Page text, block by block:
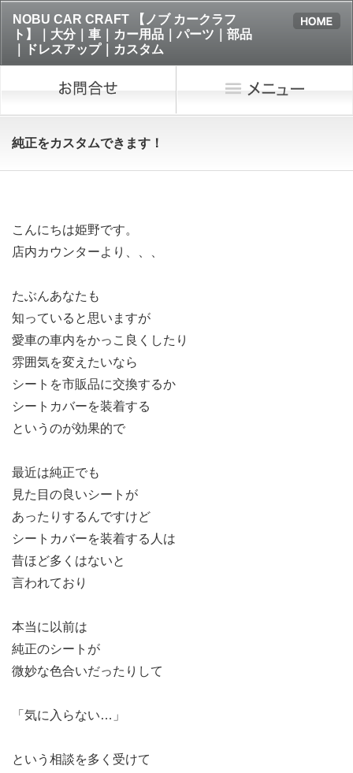
NOBU CAR CRAFT 【ノブ カークラフ
ト】｜大分｜車｜カー用品｜パーツ｜部品
｜ドレスアップ｜カスタム
純正をカスタムできます！
こんにちは姫野です。
店内カウンターより、、、
たぶんあなたも
知っていると思いますが
愛車の車内をかっこ良くしたり
雰囲気を変えたいなら
シートを市販品に交換するか
シートカバーを装着する
というのが効果的で
最近は純正でも
見た目の良いシートが
あったりするんですけど
シートカバーを装着する人は
昔ほど多くはないと
言われており
本当に以前は
純正のシートが
微妙な色合いだったりして
「気に入らない…」
という相談を多く受けて